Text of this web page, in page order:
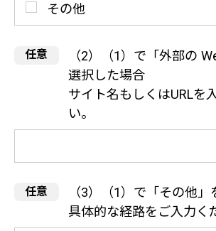
その他
（2）（1）で「外部の
選択した場合
サイト名もしくはURLを
い。
（3）（1）で「その他
具体的な経路をご入力く